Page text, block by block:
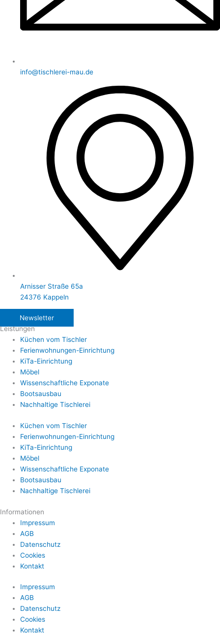
info@tischlerei-mau.de
Arnisser Straße 65a
24376 Kappeln
Newsletter
Leistungen
Küchen vom Tischler
Ferienwohnungen-Einrichtung
KiTa-Einrichtung
Möbel
Wissenschaftliche Exponate
Bootsausbau
Nachhaltige Tischlerei
Küchen vom Tischler
Ferienwohnungen-Einrichtung
KiTa-Einrichtung
Möbel
Wissenschaftliche Exponate
Bootsausbau
Nachhaltige Tischlerei
Informationen
Impressum
AGB
Datenschutz
Cookies
Kontakt
Impressum
AGB
Datenschutz
Cookies
Kontakt